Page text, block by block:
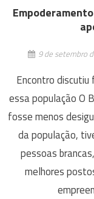
9 de setembro
Encontro
essa população O
fosse menos
da população,
pessoas
melhores